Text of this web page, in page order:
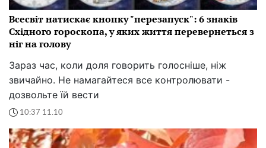
Всесвіт натискає кнопку "перезапуск": 6 знаків
Східного гороскопа, у яких життя перевернеться з
ніг на голову
Зараз час, коли доля говорить голосніше, ніж
звичайно. Не намагайтеся все контролювати -
дозвольте їй вести
10:37 11.10